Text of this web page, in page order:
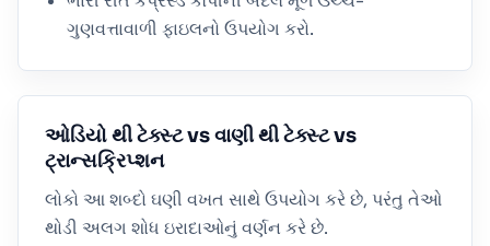
ગુણવત્તાવાળી ફાઇલનો ઉપયોગ કરો.
ઓડિયો થી ટેક્સ્ટ vs વાણી થી ટેક્સ્ટ vs
ટ્રાન્સક્રિપ્શન
લોકો આ શબ્દો ઘણી વખત સાથે ઉપયોગ કરે છે, પરંતુ તેઓ
થોડી અલગ શોધ ઇરાદાઓનું વર્ણન કરે છે.